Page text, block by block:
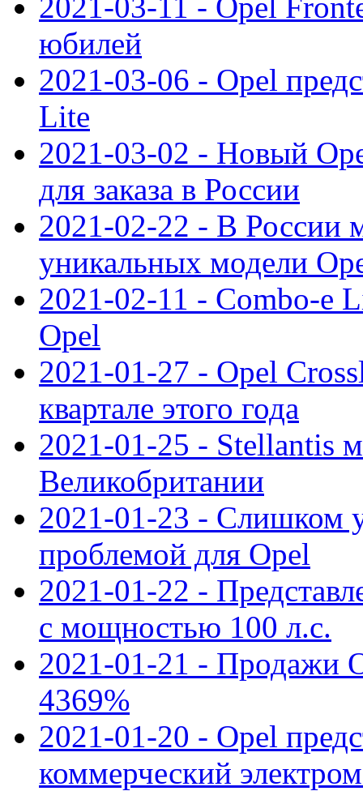
юбилей
2021-03-06 - Opel
Lite
2021-03-02 - Новый
для заказа в России
2021-02-22 - В России
уникальных модели
2021-02-11 - Combo-e
Opel
2021-01-27 - Opel
квартале этого года
2021-01-25 - Stellantis
Великобритании
2021-01-23 - Слишком
проблемой для Opel
2021-01-22 -
с мощностью 100 л.с.
2021-01-21 - Продажи
4369%
2021-01-20 - Opel
коммерческий